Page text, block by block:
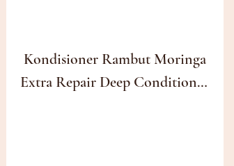
Kondisioner Rambut Moringa
Extra Repair Deep Conditioner